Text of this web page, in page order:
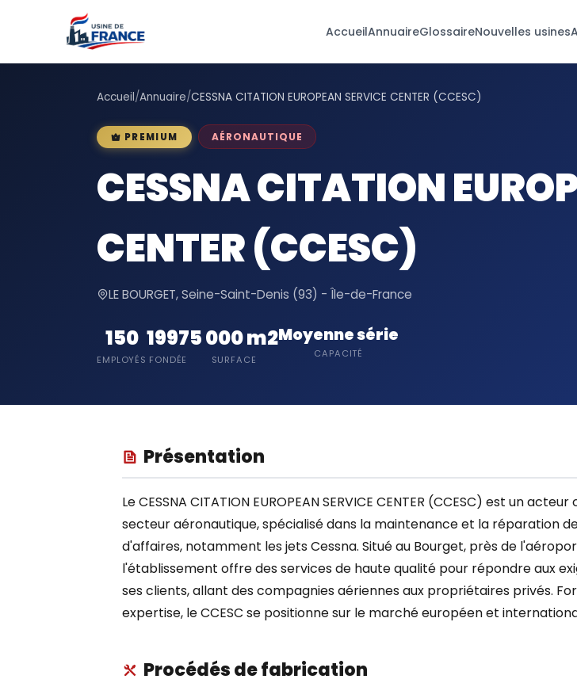
AccueilAnnuaireGlossaireNouvelles usines
Accueil/Annuaire/CESSNA CITATION EUROPEAN SERVICE CENTER (CCESC)
PREMIUM AÉRONAUTIQUE
CESSNA CITATION
CENTER (CCESC)
LE BOURGET, Seine-Saint-Denis (93) - Île-de-France
150
EMPLOYÉS
1997
FONDÉE
5 000 m2
SURFACE
Moyenne série
CAPACITÉ
Présentation
Le CESSNA CITATION EUROPEAN SERVICE CENTER (CCESC) est un
secteur aéronautique, spécialisé dans la maintenance et la réparation
d'affaires, notamment les jets Cessna. Situé au Bourget, près de
l'établissement offre des services de haute qualité pour répondre aux
ses clients, allant des compagnies aériennes aux propriétaires privés.
expertise, le CCESC se positionne sur le marché européen et
Procédés de fabrication